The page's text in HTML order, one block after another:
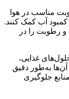
مناسب در هوا
آب کمک کنند.
و رطوبت را در
غذایی،
آن‌ها به‌طور دقیق
جلوگیری